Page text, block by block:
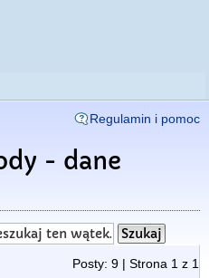
Regulamin i pomoc
- dane
Posty: 9 | Strona 1 z 1